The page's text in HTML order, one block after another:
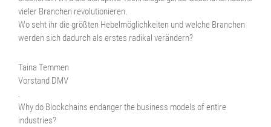
vieler Branchen revolutionieren.
Wo seht ihr die größten Hebelmöglichkeiten und welche Branchen
werden sich dadurch als erstes radikal verändern?
Taina Temmen
Vorstand DMV
Why do Blockchains endanger the business models of entire
industries?